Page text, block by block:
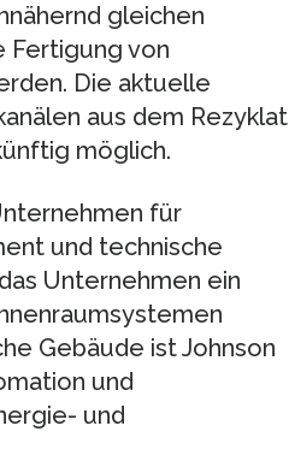
gleichen
Fertigung von
Die aktuelle
aus dem Rezyklat
möglich.
für
und technische
Unternehmen ein
Gebäude ist Johnson
und
und